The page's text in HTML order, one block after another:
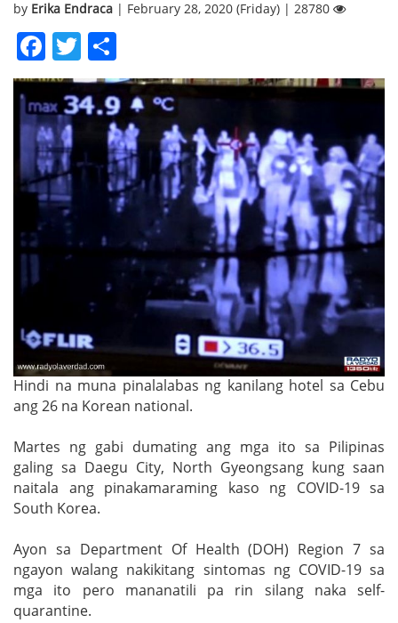
by Erika Endraca | February 28, 2020 (Friday) | 28780
Facebook
Twitter
Hindi na muna pinalalabas ng kanilang hotel sa Cebu
ang 26 na Korean national.
Martes ng gabi dumating ang mga ito sa Pilipinas
galing sa Daegu City, North Gyeongsang kung saan
naitala ang pinakamaraming kaso ng COVID-19 sa
South Korea.
Ayon sa Department Of Health (DOH) Region 7 sa
ngayon walang nakikitang sintomas ng COVID-19 sa
mga ito pero mananatili pa rin silang naka self-
quarantine.